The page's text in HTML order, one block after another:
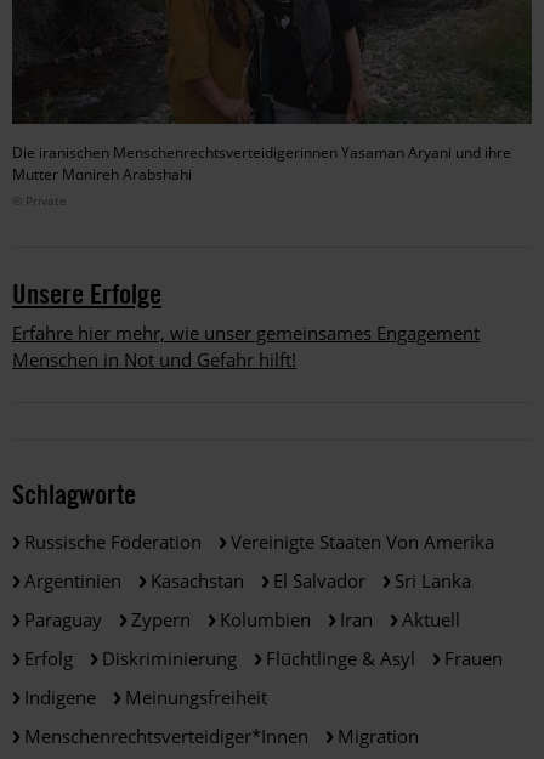
Die iranischen Menschenrechtsverteidigerinnen Yasaman Aryani und ihre
Mutter Monireh Arabshahi
© Private
Unsere Erfolge
Erfahre hier mehr, wie unser gemeinsames Engagement
Menschen in Not und Gefahr hilft!
Schlagworte
Russische Föderation
Vereinigte Staaten Von Amerika
Argentinien
Kasachstan El Salvador
Sri Lanka
Paraguay
Zypern Kolumbien Iran
Aktuell
Erfolg
Diskriminierung Flüchtlinge & Asyl
Frauen
Indigene
Meinungsfreiheit
Menschenrechtsverteidiger*innen
Migration